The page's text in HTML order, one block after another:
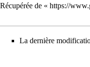
Récupérée de « https://
La dernière